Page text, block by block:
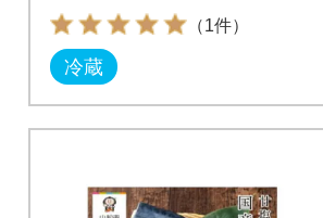
（1件）
冷蔵